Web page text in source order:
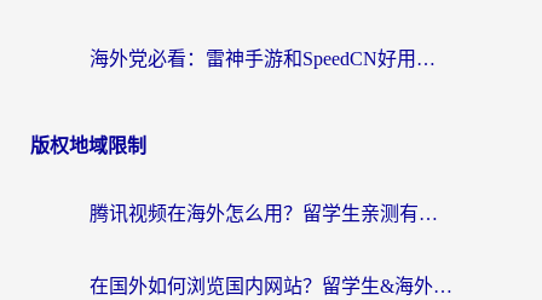
海外党必看：雷神手游和SpeedCN好用吗？3招选对回国加速器无缝刷国内资源
版权地域限制
腾讯视频在海外怎么用？留学生亲测有效的回国加速器攻略
在国外如何浏览国内网站？留学生&海外华人的无缝访问指南